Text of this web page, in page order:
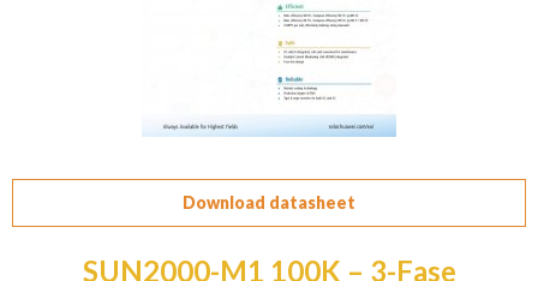
Download datasheet
SUN2000-M1 100K – 3-Fase